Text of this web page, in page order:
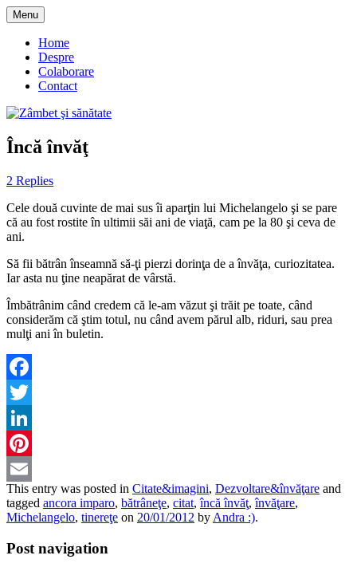
Skip
to
content
Zâmbet şi sănătate
Menu
Home
Despre
Colaborare
Contact
Încă învăţ
2 Replies
Cele două cuvinte de mai sus îi aparţin lui Michelangelo şi se pare
că au fost rostite în ultimii săi ani de viaţă, cam pe la 80 şi ceva de
ani.
Să fii bătrân înseamnă să-ţi pierzi dorinţa de a învăţa, curiozitatea.
Iar asta nu ţine neapărat de vârstă.
Îmbătrânim când credem că le-am văzut şi trăit pe toate, când
considerăm că ştim totul, nu când avem părul alb, riduri, sau prea
mulţi ani în buletin.
Facebook
Twitter
LinkedIn
Pinterest
Email
This entry was posted in Citate&imagini, Dezvoltare&învăţare and
tagged ancora imparo, bătrâneţe, citat,încă învăţ,învăţare,
Michelangelo, tinereţe on 20/01/2012 by Andra :).
Post navigation